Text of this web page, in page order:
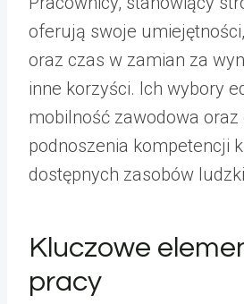
oferują swoje
oraz czas w zamian za
inne korzyści. Ich wybory
mobilność zawodowa oraz
podnoszenia kompetencji
dostępnych zasobów
Kluczowe
pracy